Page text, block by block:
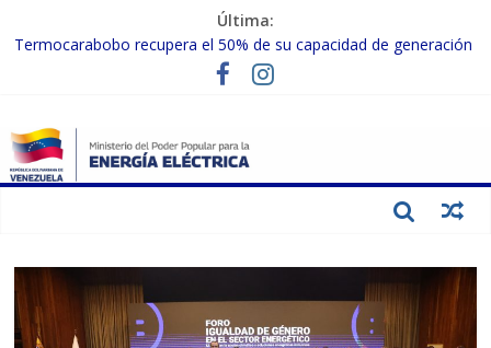
Última:
Termocarabobo recupera el 50% de su capacidad de generación
MPPEE avanza en la recuperación de infraestructuras eléctricas
Gobierno Nacional coordina acciones con el sector privado para
fortalecer el SEN ante el «Súper Niño»
Inspeccionan trabajos de rehabilitación en instalaciones del SEN